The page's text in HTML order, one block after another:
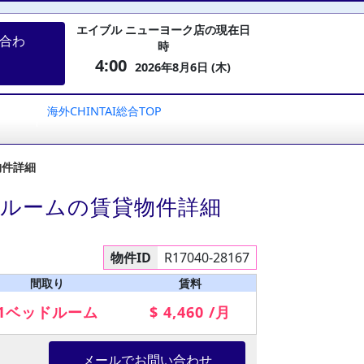
わ
エイブル ニューヨーク店の現在日
時
4:00 2026年8月6日 (木)
海外CHINTAI総合TOP
詳細
ームの賃貸物件詳細
物件ID R17040-28167
間取り 賃料
ベッドルーム $ 4,460 /月
メールでお問い合わせ